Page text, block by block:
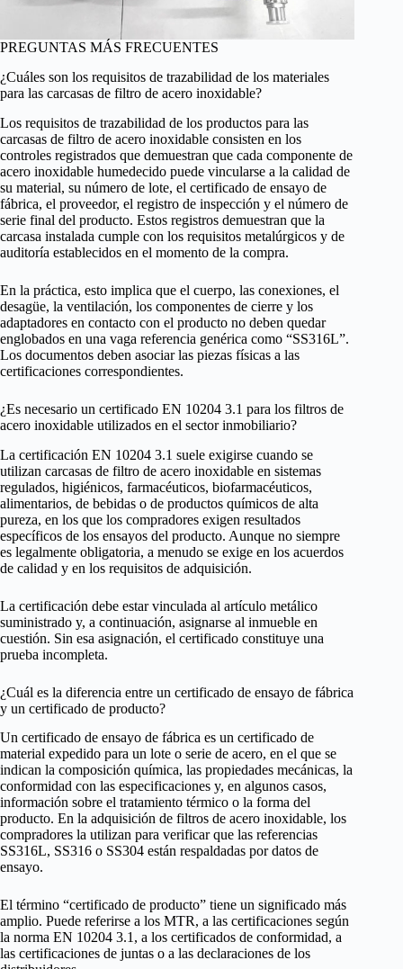
PREGUNTAS MÁS FRECUENTES
¿Cuáles son los requisitos de trazabilidad de los materiales
para las carcasas de filtro de acero inoxidable?
Los requisitos de trazabilidad de los productos para las
carcasas de filtro de acero inoxidable consisten en los
controles registrados que demuestran que cada componente de
acero inoxidable humedecido puede vincularse a la calidad de
su material, su número de lote, el certificado de ensayo de
fábrica, el proveedor, el registro de inspección y el número de
serie final del producto. Estos registros demuestran que la
carcasa instalada cumple con los requisitos metalúrgicos y de
auditoría establecidos en el momento de la compra.
En la práctica, esto implica que el cuerpo, las conexiones, el
desagüe, la ventilación, los componentes de cierre y los
adaptadores en contacto con el producto no deben quedar
englobados en una vaga referencia genérica como “SS316L”.
Los documentos deben asociar las piezas físicas a las
certificaciones correspondientes.
¿Es necesario un certificado EN 10204 3.1 para los filtros de
acero inoxidable utilizados en el sector inmobiliario?
La certificación EN 10204 3.1 suele exigirse cuando se
utilizan carcasas de filtro de acero inoxidable en sistemas
regulados, higiénicos, farmacéuticos, biofarmacéuticos,
alimentarios, de bebidas o de productos químicos de alta
pureza, en los que los compradores exigen resultados
específicos de los ensayos del producto. Aunque no siempre
es legalmente obligatoria, a menudo se exige en los acuerdos
de calidad y en los requisitos de adquisición.
La certificación debe estar vinculada al artículo metálico
suministrado y, a continuación, asignarse al inmueble en
cuestión. Sin esa asignación, el certificado constituye una
prueba incompleta.
¿Cuál es la diferencia entre un certificado de ensayo de fábrica
y un certificado de producto?
Un certificado de ensayo de fábrica es un certificado de
material expedido para un lote o serie de acero, en el que se
indican la composición química, las propiedades mecánicas, la
conformidad con las especificaciones y, en algunos casos,
información sobre el tratamiento térmico o la forma del
producto. En la adquisición de filtros de acero inoxidable, los
compradores la utilizan para verificar que las referencias
SS316L, SS316 o SS304 están respaldadas por datos de
ensayo.
El término “certificado de producto” tiene un significado más
amplio. Puede referirse a los MTR, a las certificaciones según
la norma EN 10204 3.1, a los certificados de conformidad, a
las certificaciones de juntas o a las declaraciones de los